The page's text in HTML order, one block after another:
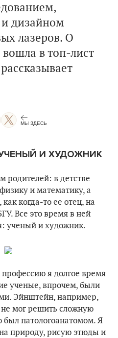
дизайном
лазеров. О
в топ-лист
МЫ ЗДЕСЬ
И ХУДОЖНИК
родителей: в детстве
и математику, а
когда-то ее отец, на
Все это время в ней
ученый и художник.
профессию я долгое время
ученые, впрочем, были
Эйнштейн, например,
не мог решить сложную
был патологоанатомом. Я
природу, рисую этюды и